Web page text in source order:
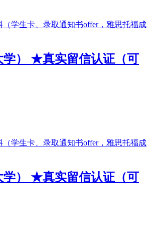
学） ★真实留信认证（可
学） ★真实留信认证（可